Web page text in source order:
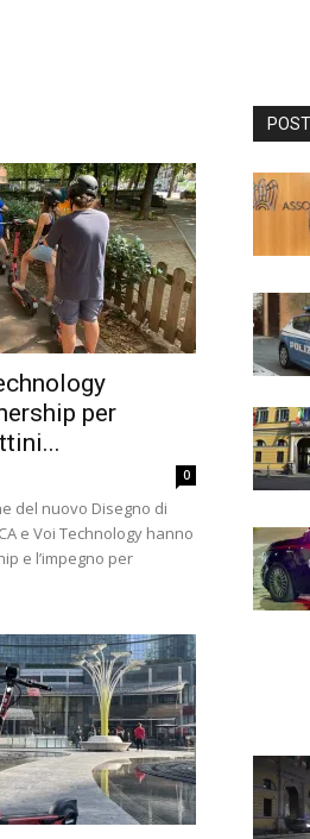
per
0
del nuovo Disegno di
e Voi Technology hanno
e l’impegno per